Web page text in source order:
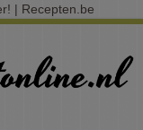
| Recepten.be